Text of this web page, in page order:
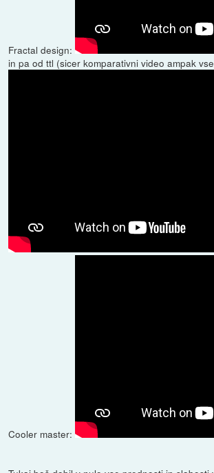
Fractal design:
in pa od ttl (sicer komparativni video ampak
Cooler master: